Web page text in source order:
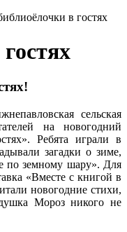
в гостях
сельская
на новогодний
Ребята играли в
загадки о зиме,
по земному шару». Для
«Вместе с книгой в
новогодние стихи,
Мороз никого не